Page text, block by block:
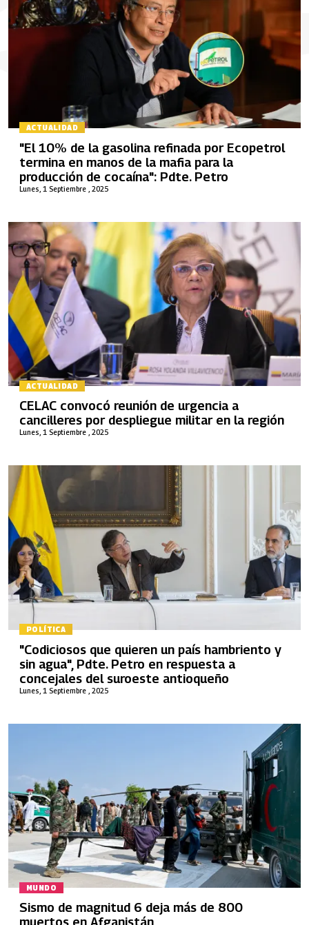
ACTUALIDAD
Lunes, 1 Septiembre , 2025
"El 10% de la gasolina refinada por Ecopetrol
termina en manos de la mafia para la
producción de cocaína": Pdte. Petro
ACTUALIDAD
Lunes, 1 Septiembre , 2025
CELAC convocó reunión de urgencia a
cancilleres por despliegue militar en la región
POLÍTICA
Lunes, 1 Septiembre , 2025
"Codiciosos que quieren un país hambriento y
sin agua", Pdte. Petro en respuesta a
concejales del suroeste antioqueño
MUNDO
Sismo de magnitud 6 deja más de 800
muertos en Afganistán